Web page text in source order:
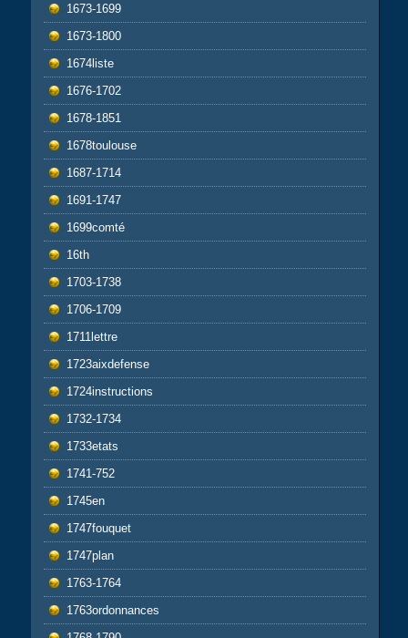
1673-1699
1673-1800
1674liste
1676-1702
1678-1851
1678toulouse
1687-1714
1691-1747
1699comté
16th
1703-1738
1706-1709
1711lettre
1723aixdefense
1724instructions
1732-1734
1733etats
1741-752
1745en
1747fouquet
1747plan
1763-1764
1763ordonnances